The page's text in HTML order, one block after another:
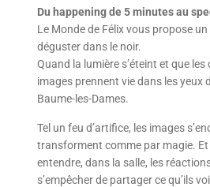
Du happening de 5 minutes au
Le Monde de Félix vous propose
déguster dans le noir.
Quand la lumière s’éteint et que les
images prennent vie dans les yeux
Baume-les-Dames.
Tel un feu d’artifice, les images
transforment comme par magie.
entendre, dans la salle, les
s’empêcher de partager ce qu’ils